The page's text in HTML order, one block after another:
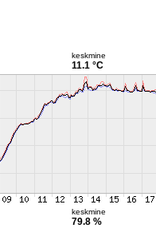
keskmine
11.1 °C
keskmine
79.8 %